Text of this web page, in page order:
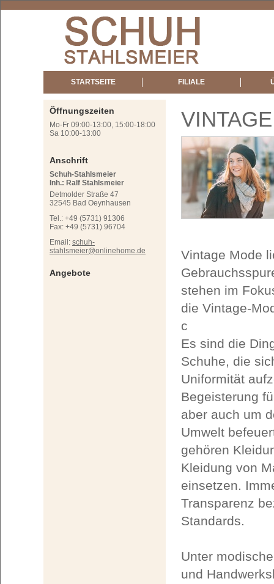
STARTSEITE FILIALE
Öffnungszeiten
Mo-Fr 09:00-13:00, 15:00-18:00
Sa 10:00-13:00
Anschrift
Schuh-Stahlsmeier
Inh.: Ralf Stahlsmeier
Detmolder Straße 47
32545 Bad Oeynhausen
Tel.: +49 (5731) 91306
Fax: +49 (5731) 96704
Email: schuh-
stahlsmeier@onlinehome.de
Angebote
Vintage Mode
stehen im
die Vintage-
c
Es sind die
Schuhe, die
Uniformität
Begeisterung
aber auch um
Umwelt
gehören
Kleidung von
einsetzen.
Transparenz
Standards.
Unter
und